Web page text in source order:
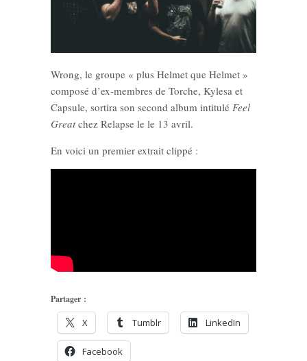
Wrong, le groupe « plus Helmet que Helmet »
composé d’ex-membres de Torche, Kylesa et
Capsule, sortira son second album intitulé Feel
Greatchez Relapse le le 13 avril.
En voici un premier extrait clippé :
Partager :
X Tumblr LinkedIn
Facebook